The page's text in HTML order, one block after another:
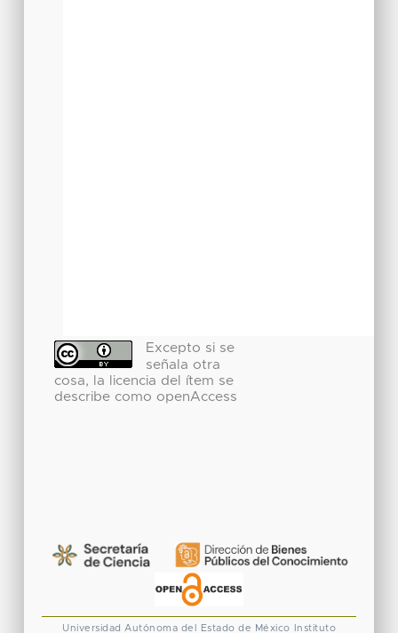
Excepto si se
señala otra
cosa, la licencia del ítem se
describe como openAccess
Universidad Autónoma del Estado de México Instituto